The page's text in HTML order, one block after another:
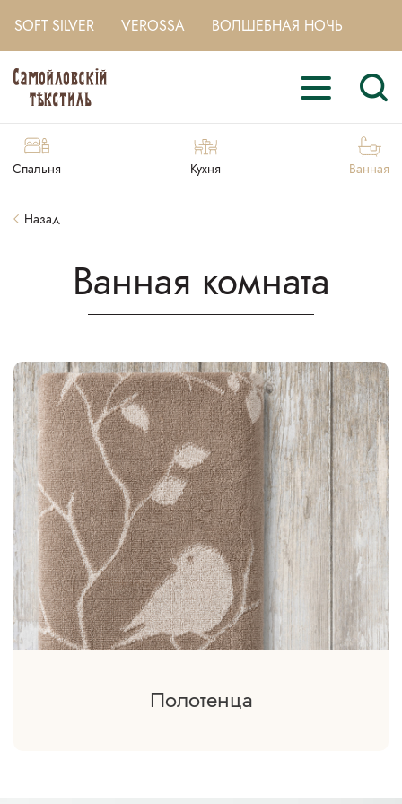
SOFT SILVER VEROSSA ВОЛШЕБНАЯ НОЧЬ
Спальня Кухня Ванная
Назад
Ванная комната
Полотенца